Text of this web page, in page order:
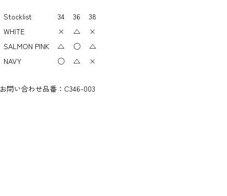
Stocklist 34 36
38
WHITE
× △
×
SALMON PINK
△ ○
△
NAVY
○ △ ×
お問い合わせ品番： C346-003